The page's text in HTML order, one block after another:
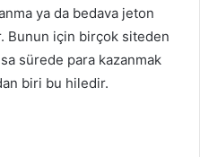
ya da bedava jeton
Bunun için birçok siteden
sürede para kazanmak
biri bu hiledir.